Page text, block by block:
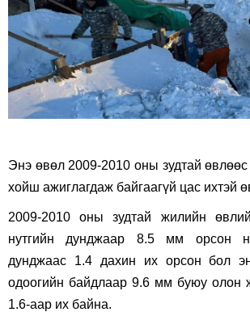
Энэ өвөл 2009-2010 оны зудтай
хойш ажиглагдаж байгаагүй цас ихтэй
2009-2010 оны зудтай жилийн
нутгийн дунджаар 8.5 мм орсон
дунджаас 1.4 дахин их орсон бол
одоогийн байдлаар 9.6 мм буюу олон
1.6-аар их байна.